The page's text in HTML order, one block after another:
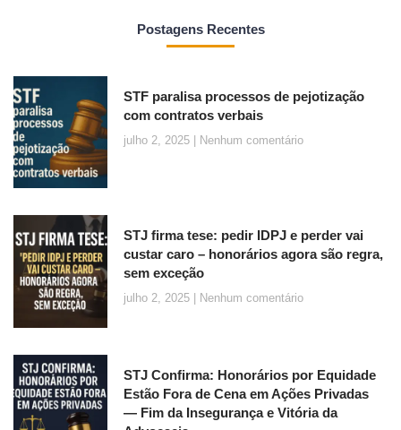
Postagens Recentes
STF paralisa processos de pejotização
com contratos verbais
julho 2, 2025 Nenhum comentário
STJ firma tese: pedir IDPJ e perder vai
custar caro – honorários agora são regra,
sem exceção
julho 2, 2025 Nenhum comentário
STJ Confirma: Honorários por Equidade
Estão Fora de Cena em Ações Privadas
— Fim da Insegurança e Vitória da